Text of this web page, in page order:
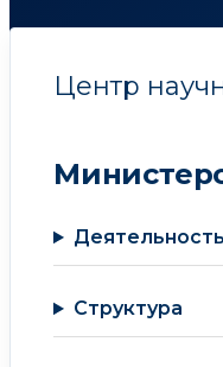
Центр
Деятельность
Структура